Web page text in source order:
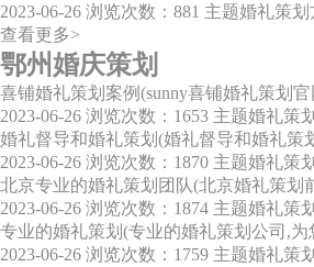
2023-06-26 浏览次数：881 主题婚礼策划
查看更多>
鄂州婚庆策划
喜铺婚礼策划案例(sunny喜铺婚礼策划官
2023-06-26 浏览次数：1653 主题婚礼策
婚礼督导和婚礼策划(婚礼督导和婚礼策
2023-06-26 浏览次数：1870 主题婚礼策
北京专业的婚礼策划团队(北京婚礼策划
2023-06-26 浏览次数：1874 主题婚礼策
专业的婚礼策划(专业的婚礼策划公司,为
2023-06-26 浏览次数：1759 主题婚礼策